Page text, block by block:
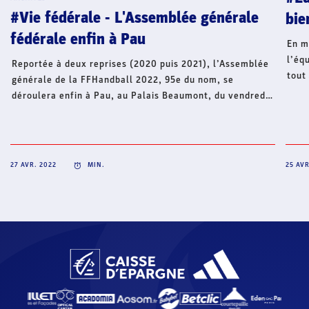
#Vie fédérale - L'Assemblée générale
fédérale enfin à Pau
Reportée à deux reprises (2020 puis 2021), l’Assemblée
générale de la FFHandball 2022, 95e du nom, se
déroulera enfin à Pau, au Palais Beaumont, du vendredi
marine seront tous rassemblés, une première depuis
27 AVR. 2022 MIN.
En
tout
25